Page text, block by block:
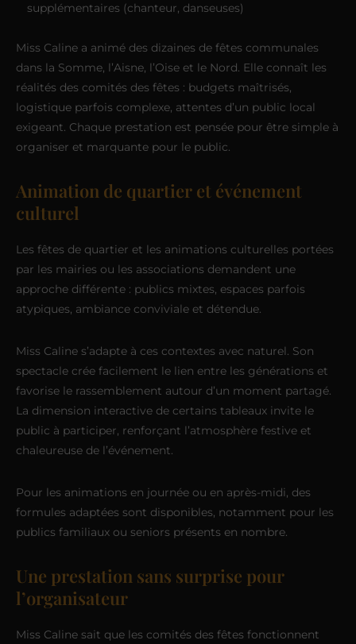
supplémentaires (chanteur, danseuses)
Miss Caline a animé des dizaines de fêtes communales
dans la Somme, l’Aisne, l’Oise et le Nord. Elle connaît les
réalités des comités des fêtes : budgets maîtrisés,
logistique parfois complexe, attentes d’un public local
exigeant. Chaque prestation est pensée pour être simple à
organiser et marquante pour le public.
Animation de quartier et événement
culturel
Les fêtes de quartier et les animations culturelles portées
par les mairies ou les associations demandent une
approche différente : publics mixtes, espaces parfois
atypiques, ambiance conviviale et détendue.
Miss Caline s’adapte à ces contextes avec naturel. Son
spectacle crée facilement le lien entre les générations et
favorise le rassemblement autour d’un moment partagé.
La dimension interactive de certains tableaux invite le
public à participer, renforçant l’atmosphère festive et
chaleureuse de l’événement.
Pour les animations en journée ou en après-midi, des
formules adaptées sont disponibles, notamment pour les
publics familiaux ou seniors présents en nombre.
Une prestation sans surprise pour
l’organisateur
Miss Caline sait que les comités des fêtes fonctionnent